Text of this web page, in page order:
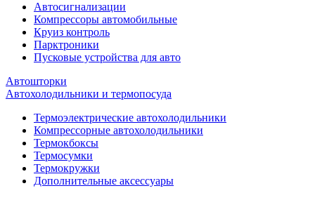
Автосигнализации
Компрессоры автомобильные
Круиз контроль
Парктроники
Пусковые устройства для авто
Автошторки
Автохолодильники и термопосуда
Термоэлектрические автохолодильники
Компрессорные автохолодильники
Термокбоксы
Термосумки
Термокружки
Дополнительные аксессуары